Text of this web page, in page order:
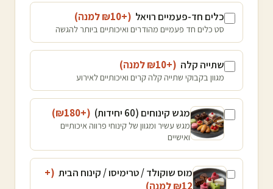
כלים חד-פעמיים רויאל (+₪
10 למנה)
סט כלים חד פעמיים מהודרים ואיכותיים ביותר להגשה
שתייה קלה (+₪
10 למנה)
מגוון בקבוקי שתייה קלה קרים ואיכותיים לאירוע
מגש קינוחים (60 יחידות) (+₪
180
)
מגש עשיר ומגוון של קינוחי פרווה איכותיים
ואישיים
מוס שוקולד / טרימיסו / קינוח הבית (+
₪12 למנה)